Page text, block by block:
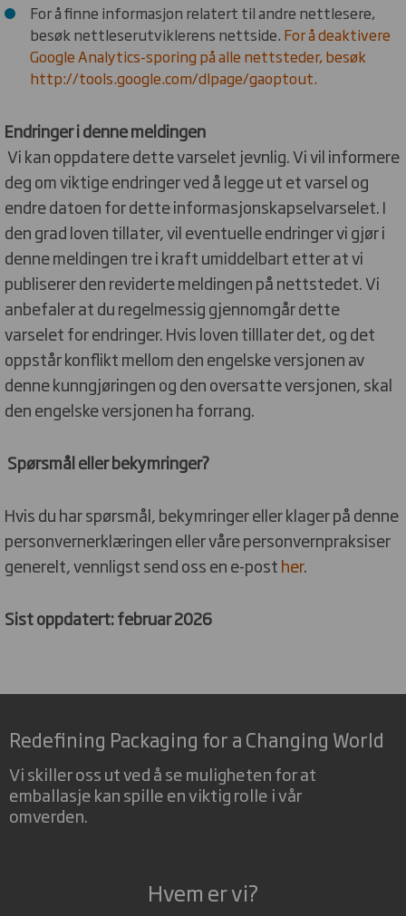
For å finne informasjon relatert til andre nettlesere,
besøk nettleserutviklerens nettside. For å deaktivere
Google Analytics-sporing på alle nettsteder, besøk
http://tools.google.com/dlpage/gaoptout.
Endringer i denne meldingen
Vi kan oppdatere dette varselet jevnlig. Vi vil informere
deg om viktige endringer ved å legge ut et varsel og
endre datoen for dette informasjonskapselvarselet. I
den grad loven tillater, vil eventuelle endringer vi gjør i
denne meldingen tre i kraft umiddelbart etter at vi
publiserer den reviderte meldingen på nettstedet. Vi
anbefaler at du regelmessig gjennomgår dette
varselet for endringer. Hvis loven tilllater det, og det
oppstår konflikt mellom den engelske versjonen av
denne kunngjøringen og den oversatte versjonen, skal
den engelske versjonen ha forrang.
Spørsmål eller bekymringer?
Hvis du har spørsmål, bekymringer eller klager på denne
personvernerklæringen eller våre personvernpraksiser
generelt, vennligst send oss en e-posther.
Sist oppdatert: februar 2026
Redefining Packaging for a Changing World
Vi skiller oss ut ved å se muligheten for at
emballasje kan spille en viktig rolle i vår
omverden.
Hvem er vi?